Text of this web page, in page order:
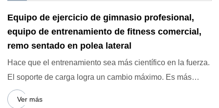
Equipo de ejercicio de gimnasio profesional,
equipo de entrenamiento de fitness comercial,
remo sentado en polea lateral
Hace que el entrenamiento sea más científico en la fuerza.
El soporte de carga logra un cambio máximo. Es más
razonabl
Ver más